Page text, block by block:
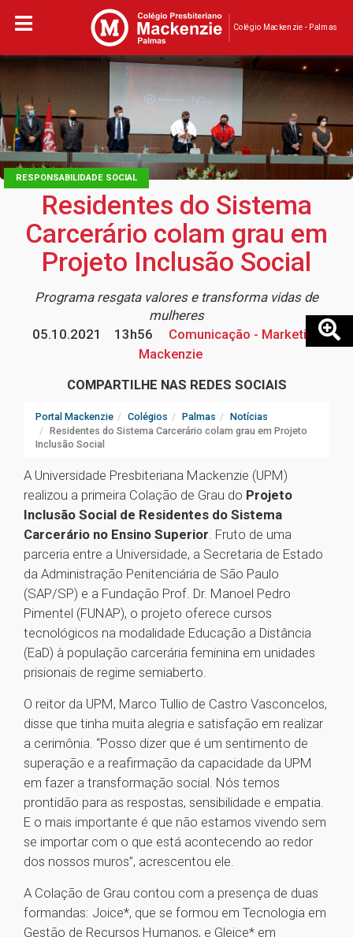
Colégio Mackenzie - Palmas
RESPONSABILIDADE SOCIAL
Residentes do Sistema
Carcerário colam grau em
Projeto Inclusão Social
Programa resgata valores e transforma vidas de
mulheres
05.10.2021
13h56
Comunicação - Marketing
Mackenzie
COMPARTILHE NAS REDES SOCIAIS
Portal Mackenzie Colégios Palmas
Notícias
Residentes do Sistema Carcerário colam grau em Projeto
Inclusão Social
A Universidade Presbiteriana Mackenzie (UPM)
realizou a primeira Colação de Grau do Projeto
Inclusão Social de Residentes do Sistema
Carcerário no Ensino Superior. Fruto de uma
parceria entre a Universidade, a Secretaria de Estado
da Administração Penitenciária de São Paulo
(SAP/SP) e a Fundação Prof. Dr. Manoel Pedro
Pimentel (FUNAP), o projeto oferece cursos
tecnológicos na modalidade Educação a Distância
(EaD) à população carcerária feminina em unidades
prisionais de regime semiaberto.
O reitor da UPM, Marco Tullio de Castro Vasconcelos,
disse que tinha muita alegria e satisfação em realizar
a cerimônia. “Posso dizer que é um sentimento de
superação e a reafirmação da capacidade da UPM
em fazer a transformação social. Nós temos
prontidão para as respostas, sensibilidade e empatia.
E o mais importante é que não estamos vivendo sem
se importar com o que está acontecendo ao redor
dos nossos muros”, acrescentou ele.
A Colação de Grau contou com a presença de duas
formandas: Joice*, que se formou em Tecnologia em
Gestão de Recursos Humanos, e Gleice* em